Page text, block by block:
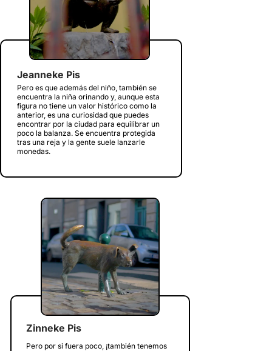
Jeanneke Pis
Pero es que además del niño, también se
encuentra la niña orinando y, aunque esta
figura no tiene un valor histórico como la
anterior, es una curiosidad que puedes
encontrar por la ciudad para equilibrar un
poco la balanza. Se encuentra protegida
tras una reja y la gente suele lanzarle
monedas.
Zinneke Pis
Pero por si fuera poco, ¡también tenemos